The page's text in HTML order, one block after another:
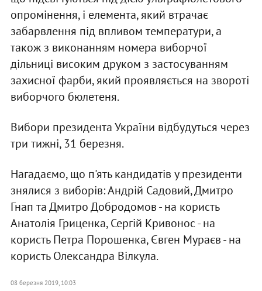
опромінення, і елемента, який втрачає
забарвлення під впливом температури, а
також з виконанням номера виборчої
дільниці високим друком з застосуванням
захисної фарби, який проявляється на звороті
виборчого бюлетеня.
Вибори президента України відбудуться через
три тижні, 31 березня.
Нагадаємо, що п'ять кандидатів у президенти
знялися з виборів: Андрій Садовий, Дмитро
Гнап та Дмитро Добродомов - на користь
Анатолія Гриценка, Сергій Кривонос - на
користь Петра Порошенка, Євген Мураєв - на
користь Олександра Вілкула.
08 березня 2019, 10:03